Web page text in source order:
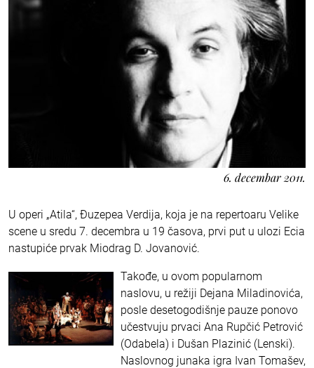
6. decembar 2011.
U operi „Atila“, Đuzepea Verdija, koja je na repertoaru Velike
scene u sredu 7. decembra u 19 časova, prvi put u ulozi Ecia
nastupiće prvak Miodrag D. Jovanović.
Takođe, u ovom popularnom
naslovu, u režiji Dejana Miladinovića,
posle desetogodišnje pauze ponovo
učestvuju prvaci Ana Rupčić Petrović
(Odabela) i Dušan Plazinić (Lenski).
Naslovnog junaka igra Ivan Tomašev,